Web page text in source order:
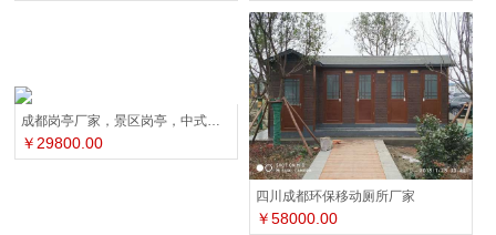
成都岗亭厂家，景区岗亭，中式岗亭，仿古岗亭
￥29800.00
四川成都环保移动厕所厂家
￥58000.00